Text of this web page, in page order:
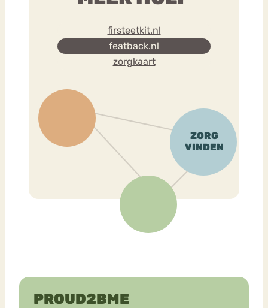
firsteetkit.nl
featback.nl
zorgkaart
PROUD2BME